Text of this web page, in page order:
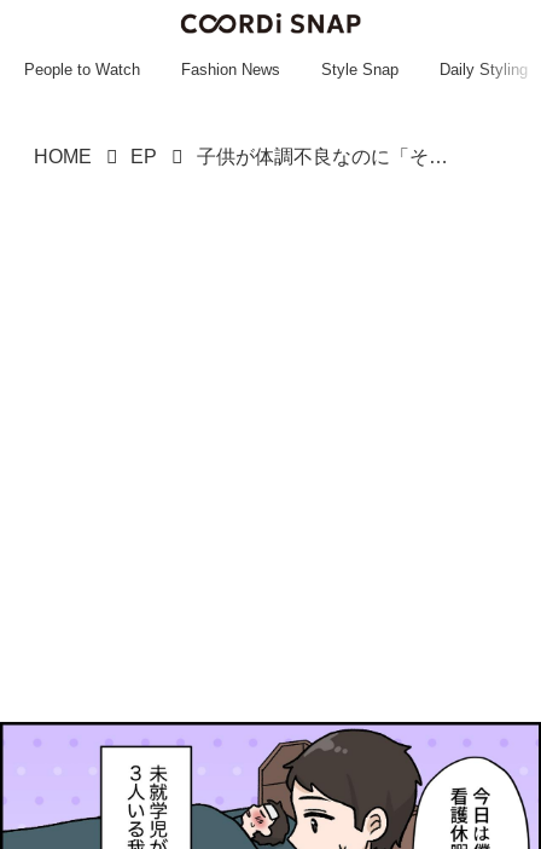
~~~~~~~~~~~
People to Watch Fashion News Style Snap Daily Styling
HOME EP 子供が体調不良なのに「そんな『特別な休み』はやれない」→ 後日、上司に届いた『辞令』に「まさか」